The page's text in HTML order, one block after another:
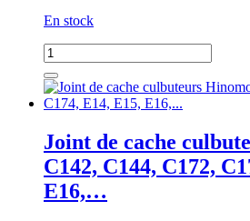
T,
moteur
D1403,
D1463,
D1503,
D1703
En stock
quantité
de
Joint
carter
NZ210,...,
Kubota
GT3,
GT5,
GT8,
Joint de cache
C142, C144, C172,
E16,…